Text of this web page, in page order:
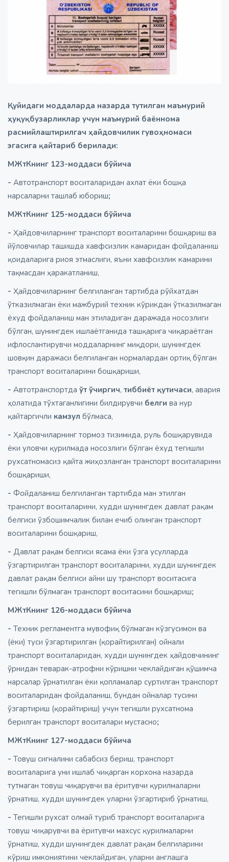
Қуйидаги моддаларда назарда тутилган маъмурий
ҳуқуқбузарликлар учун маъмурий баённома
расмийлаштирилгач ҳайдовчилик гувоҳномаси
эгасига қайтариб берилади:
МЖтКнинг 123-моддаси бўйича
- Автотранспорт воситаларидан ахлат ёки бошқа
нарсаларни ташлаб юбориш;
МЖтКнинг 125-моддаси бўйича
- Ҳайдовчиларнинг транспорт воситаларини бошқариш ва
йўловчилар ташишда хавфсизлик камаридан фойдаланиш
қоидаларига риоя этмаслиги, яъни хавфсизлик камарини
тақмасдан ҳаракатланиш,
- Ҳайдовчиларнинг белгиланган тартибда рўйхатдан
ўтказилмаган ёки мажбурий техник кўрикдан ўтказилмаган
ёхуд фойдаланиш ман этиладиган даражада носозлиги
бўлган, шунингдек ишлаётганида ташқарига чиқараётган
ифлослантирувчи моддаларнинг миқдори, шунингдек
шовқин даражаси белгиланган нормалардан ортиқ бўлган
транспорт воситаларини бошқариши,
- Автотранспортда ўт ўчиргич, тиббиёт қутичаси, авария
ҳолатида тўхтаганлигини билдирувчи белги ва нур
қайтаргичли камзул бўлмаса,
- Ҳайдовчиларнинг тормоз тизимида, руль бошқарувида
ёки уловчи қурилмада носозлиги бўлган ёхуд тегишли
рухсатномасиз қайта жиҳозланган транспорт воситаларини
бошқариши,
- Фойдаланиш белгиланган тартибда ман этилган
транспорт воситаларини, худди шунингдек давлат рақам
белгиси ўзбошимчалик билан ечиб олинган транспорт
воситаларини бошқариш,
- Давлат рақам белгиси ясама ёки ўзга усулларда
ўзгартирилган транспорт воситаларини, худди шунингдек
давлат рақам белгиси айни шу транспорт воситасига
тегишли бўлмаган транспорт воситасини бошқариш;
МЖтКнинг 126-моддаси бўйича
- Техник регламентга мувофиқ бўлмаган кўзгусимон ва
(ёки) туси ўзгартирилган (қорайтирилган) ойнали
транспорт воситаларидан, худди шунингдек ҳайдовчининг
ўрнидан теварак-атрофни кўришни чеклайдиган қўшимча
нарсалар ўрнатилган ёки қопламалар суртилган транспорт
воситаларидан фойдаланиш, бундан ойналар тусини
ўзгартириш (қорайтириш) учун тегишли рухсатнома
берилган транспорт воситалари мустасно;
МЖтКнинг 127-моддаси бўйича
- Товуш сигналини сабабсиз бериш, транспорт
воситаларига уни ишлаб чиқарган корхона назарда
тутмаган товуш чиқарувчи ва ёритувчи қурилмаларни
ўрнатиш, худди шунингдек уларни ўзгартириб ўрнатиш,
- Тегишли рухсат олмай туриб транспорт воситаларига
товуш чиқарувчи ва ёритувчи махсус қурилмаларни
ўрнатиш, худди шунингдек давлат рақам белгиларини
кўриш имкониятини чеклайдиган, уларни англашга